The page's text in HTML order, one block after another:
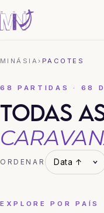
MINÁSIA› PACOTES
68 PARTIDAS · 68
TODAS
ORDENAR
EXPLORE POR PAÍS
CHINA